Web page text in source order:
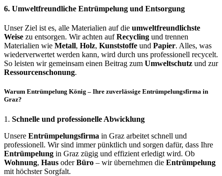
6. Umweltfreundliche Entrümpelung und Entsorgung
Unser Ziel ist es, alle Materialien auf die umweltfreundlichste
Weise zu entsorgen. Wir achten aufRecycling und trennen
Materialien wie Metall, Holz, Kunststoffe und Papier. Alles, was
wiederverwertet werden kann, wird durch uns professionell recycelt.
So leisten wir gemeinsam einen Beitrag zum Umweltschutz und zur
Ressourcenschonung.
Warum Entrümpelung König – Ihre zuverlässige Entrümpelungsfirma in
Graz?
1. Schnelle und professionelle Abwicklung
Unsere Entrümpelungsfirma in Graz arbeitet schnell und
professionell. Wir sind immer pünktlich und sorgen dafür, dass Ihre
Entrümpelung in Graz zügig und effizient erledigt wird. Ob
Wohnung, Haus oderBüro – wir übernehmen die Entrümpelung
mit höchster Sorgfalt.